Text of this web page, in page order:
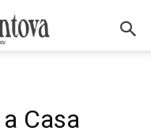
Casa